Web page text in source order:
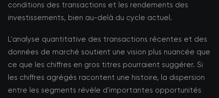
conditions des transactions et les rendements des
investissements, bien au-delà du cycle actuel.
L'analyse quantitative des transactions récentes et des
données de marché soutient une vision plus nuancée que
ce que les chiffres en gros titres pourraient suggérer. Si
les chiffres agrégés racontent une histoire, la dispersion
entre les segments révèle d'importantes opportunités